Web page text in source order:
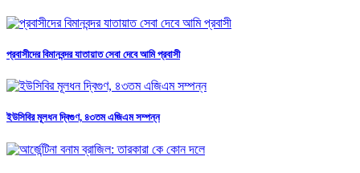
প্রবাসীদের বিমানবন্দর যাতায়াত সেবা দেবে আমি প্রবাসী
ইউসিবির মূলধন দ্বিগুণ, ৪৩তম এজিএম সম্পন্ন